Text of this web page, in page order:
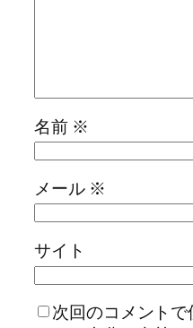
名前 ※
メール ※
サイト
次回のコメント